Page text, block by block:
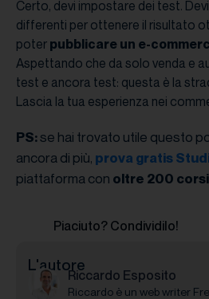
Certo, devi impostare dei test.
differenti per ottenere il risultato
poter pubblicare un e-
Aspettando che da solo venda e
test e ancora test: questa è la
Lascia la tua esperienza nei
PS:se hai trovato utile questo
ancora di più, prova gratis
piattaforma con oltre 200
Piaciuto? Condividilo!
L'autore
Riccardo Esposito
Riccardo è un web writer